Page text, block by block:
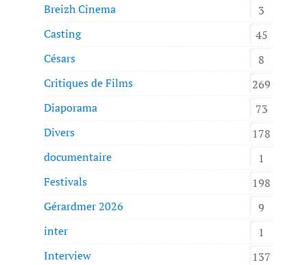
Breizh Cinema
3
Casting
45
Césars
8
Critiques de Films
269
Diaporama
73
Divers
178
documentaire
1
Festivals
198
Gérardmer 2026
9
inter
1
Interview
137